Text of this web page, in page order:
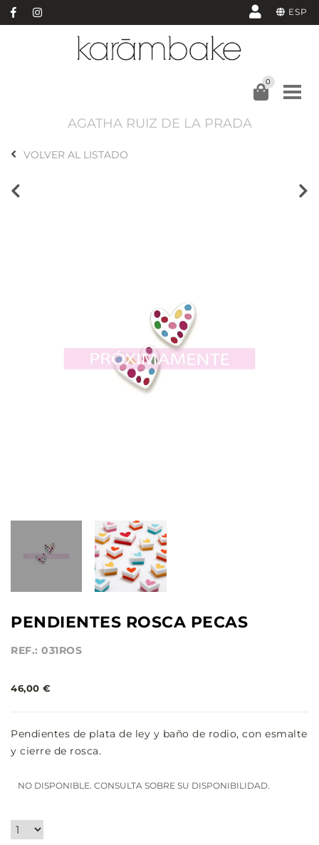
ESP
0
AGATHA RUIZ DE LA PRADA
VOLVER AL LISTADO
PENDIENTES ROSCA PECAS
REF.: 031ROS
46,00 €
Pendientes de plata de ley y baño de rodio, con esmalte
y cierre de rosca.
NO DISPONIBLE. CONSULTA SOBRE SU DISPONIBILIDAD.